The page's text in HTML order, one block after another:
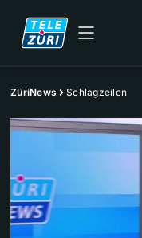
ZüriNews Schlagzeilen